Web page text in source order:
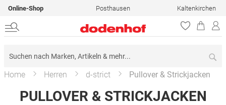
Online-Shop Posthausen Kaltenkirchen
Home Herren d-strict Pullover & Strickjacken
PULLOVER & STRICKJACKEN